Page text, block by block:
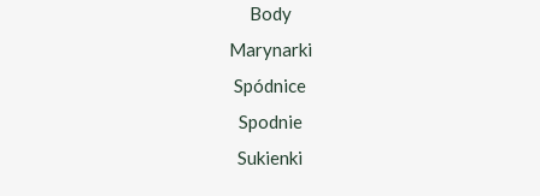
Body
Marynarki
Spódnice
Spodnie
Sukienki